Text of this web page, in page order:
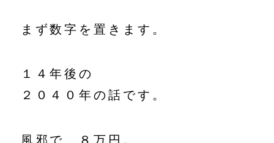
まず数字を置きます。
１４年後の
２０４０年の話です。
風邪で、８万円。